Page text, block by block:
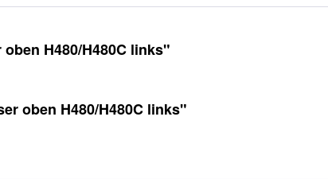
H480/H480C links"
oben H480/H480C links"